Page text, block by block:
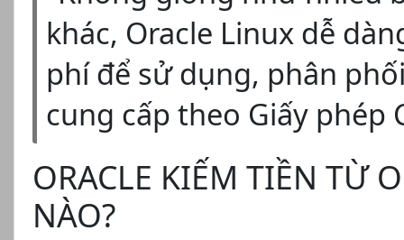
khác, Oracle Linux dễ
phí để sử dụng, phân
cung cấp theo Giấy phép
ORACLE KIẾM TIỀN TỪ
NÀO?